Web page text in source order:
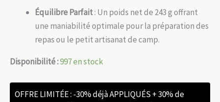
Équilibre Parfait: Un poids net de 243 g offrant
une maniabilité optimale pour la préparation des
repas ou le petit artisanat de camp.
Disponibilité :997 en stock
OFFRE LIMITÉE : -30% déjà APPLIQUÉS + 30% de